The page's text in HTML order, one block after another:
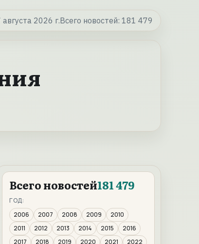
августа 2026 г.Всего новостей: 181 479
Всего новостей181 479
ГОД:
2006
2007 2008 2009
2010
2011
2012 2013 2014 2015
2016
2017
2018 2019 2020 2021
2022